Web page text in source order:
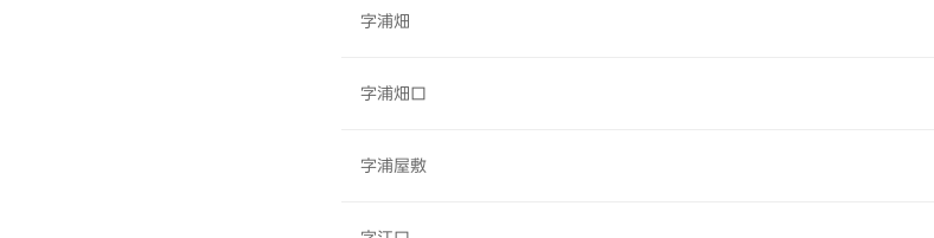
字浦畑
字浦畑口
字浦屋敷